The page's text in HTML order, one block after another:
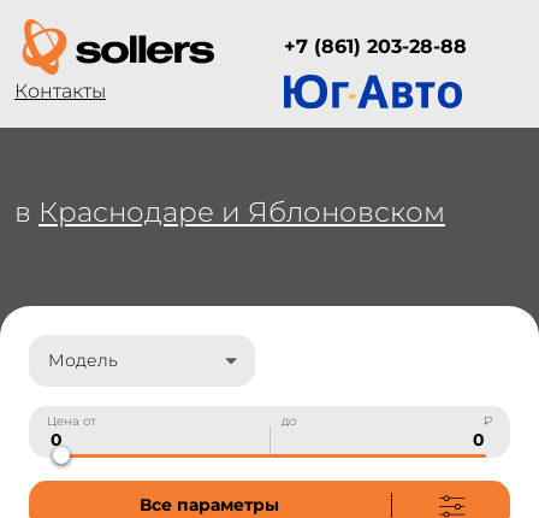
+7 (861) 203-28-88
Контакты
в Краснодаре и Яблоновском
Модель
Цена от до ₽
Все параметры